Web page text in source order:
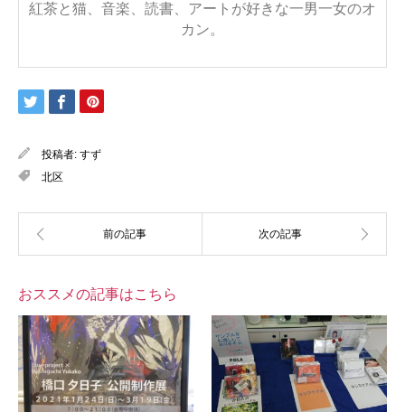
紅茶と猫、音楽、読書、アートが好きな一男一女のオ
カン。
投稿者: すず
北区
おススメの記事はこちら